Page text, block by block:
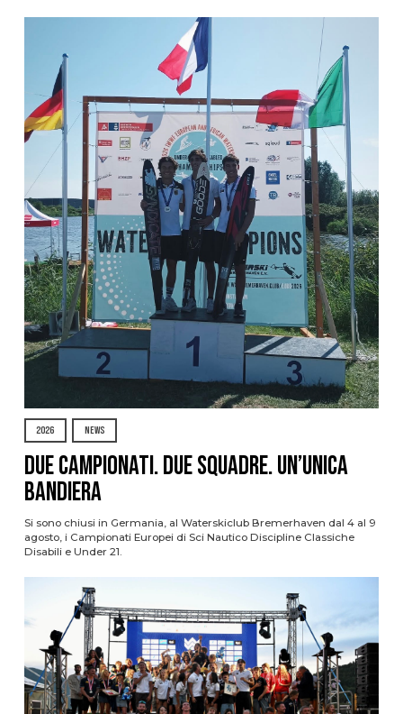
2026 NEWS
Due Campionati. Due Squadre. Un’Unica
Bandiera
Si sono chiusi in Germania, al Waterskiclub Bremerhaven dal 4 al 9
agosto, i Campionati Europei di Sci Nautico Discipline Classiche
Disabili e Under 21.